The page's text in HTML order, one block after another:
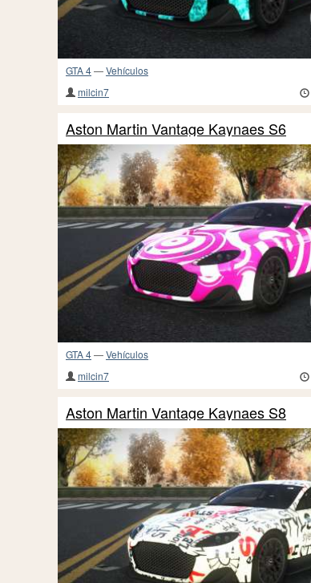
GTA 4—Vehículos
milcin7
Aston Martin Vantage Kaynaes S6
GTA 4—Vehículos
milcin7
Aston Martin Vantage Kaynaes S8